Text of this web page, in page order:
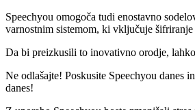
Speechyou omogoča tudi enostavno
varnostnim sistemom, ki vključuje
Da bi preizkusili to inovativno orodje,
Ne odlašajte! Poskusite Speechyou danes
danes!